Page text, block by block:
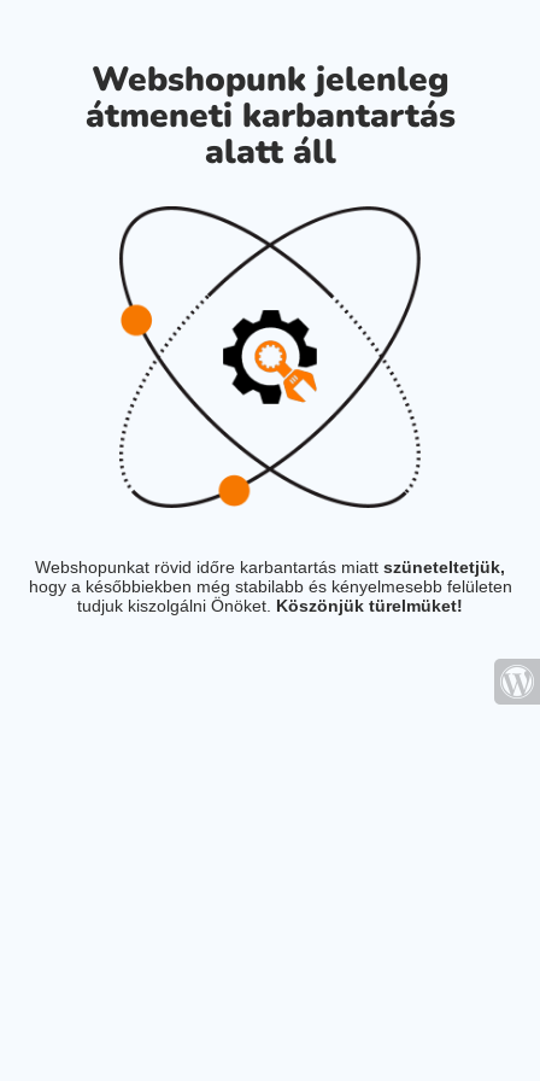
Webshopunk jelenleg
átmeneti karbantartás
alatt áll
Webshopunkat rövid időre karbantartás miatt szüneteltetjük,
hogy a későbbiekben még stabilabb és kényelmesebb felületen
tudjuk kiszolgálni Önöket. Köszönjük türelmüket!